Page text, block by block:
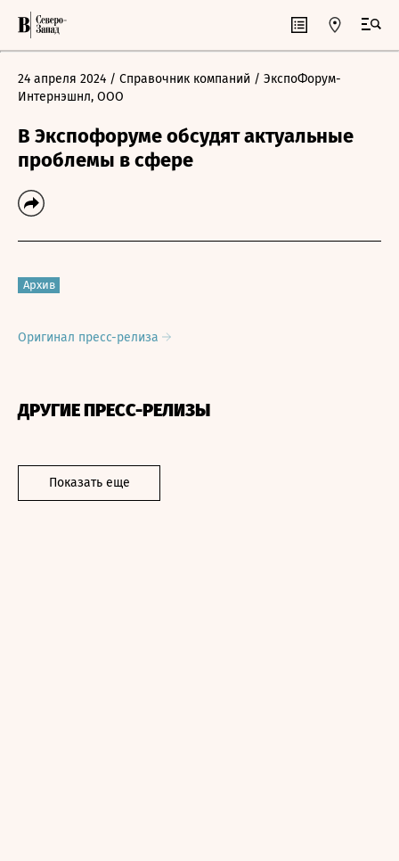
24 апреля 2024 / Справочник компаний / ЭкспоФорум-
Интернэшнл, ООО
В Экспофоруме обсудят актуальные
проблемы в сфере
Архив
Оригинал пресс-релиза
ДРУГИЕ ПРЕСС-РЕЛИЗЫ
Показать еще